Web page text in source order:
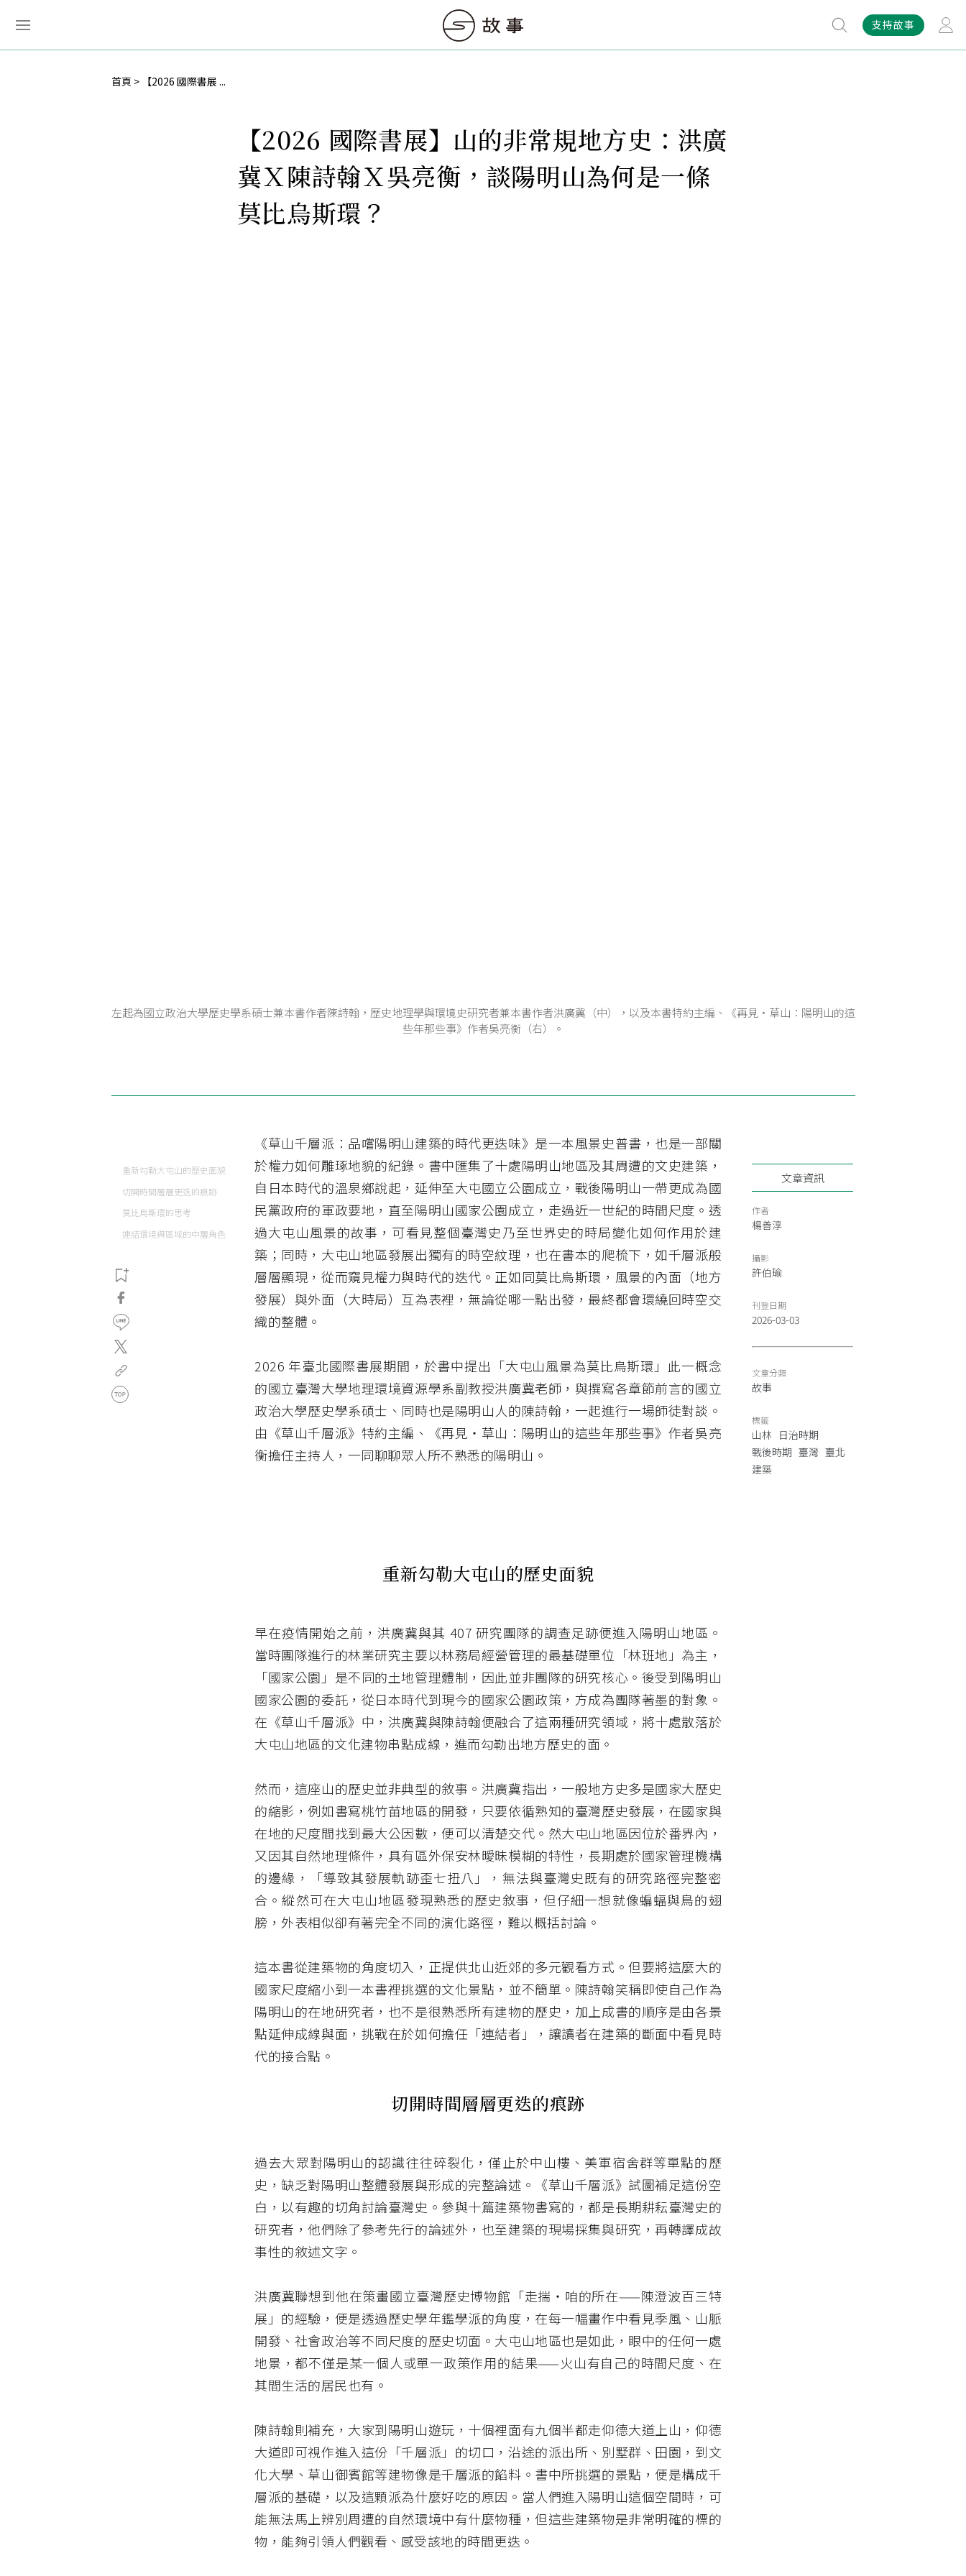
支持故事
首頁 【2026 國際書展 ...
【2026 國際書展】山的非常規地方史：洪廣
冀Ｘ陳詩翰Ｘ吳亮衡，談陽明山為何是一條
莫比烏斯環？
左起為國立政治大學歷史學系碩士兼本書作者陳詩翰，歷史地理學與環境史研究者兼本書作者洪廣冀（中），以及本書特約主編、《再見・草山：陽明山的這
些年那些事》作者吳亮衡（右）。
重新勾勒大屯山的歷史面貌
切開時間層層更迭的痕跡
莫比烏斯環的思考
連結環境與區域的中層角色
《草山千層派：品嚐陽明山建築的時代更迭味》是一本風景史普書，也是一部關
於權力如何雕琢地貌的紀錄。書中匯集了十處陽明山地區及其周遭的文史建築，
自日本時代的溫泉鄉說起，延伸至大屯國立公園成立，戰後陽明山一帶更成為國
民黨政府的軍政要地，直至陽明山國家公園成立，走過近一世紀的時間尺度。透
過大屯山風景的故事，可看見整個臺灣史乃至世界史的時局變化如何作用於建
築；同時，大屯山地區發展出獨有的時空紋理，也在書本的爬梳下，如千層派般
層層顯現，從而窺見權力與時代的迭代。正如同莫比烏斯環，風景的內面（地方
發展）與外面（大時局）互為表裡，無論從哪一點出發，最終都會環繞回時空交
織的整體。
2026 年臺北國際書展期間，於書中提出「大屯山風景為莫比烏斯環」此一概念
的國立臺灣大學地理環境資源學系副教授洪廣冀老師，與撰寫各章節前言的國立
政治大學歷史學系碩士、同時也是陽明山人的陳詩翰，一起進行一場師徒對談。
由《草山千層派》特約主編、《再見・草山：陽明山的這些年那些事》作者吳亮
衡擔任主持人，一同聊聊眾人所不熟悉的陽明山。
重新勾勒大屯山的歷史面貌
早在疫情開始之前，洪廣冀與其 407 研究團隊的調查足跡便進入陽明山地區。
當時團隊進行的林業研究主要以林務局經營管理的最基礎單位「林班地」為主，
「國家公園」是不同的土地管理體制，因此並非團隊的研究核心。後受到陽明山
國家公園的委託，從日本時代到現今的國家公園政策，方成為團隊著墨的對象。
在《草山千層派》中，洪廣冀與陳詩翰便融合了這兩種研究領域，將十處散落於
大屯山地區的文化建物串點成線，進而勾勒出地方歷史的面。
然而，這座山的歷史並非典型的敘事。洪廣冀指出，一般地方史多是國家大歷史
的縮影，例如書寫桃竹苗地區的開發，只要依循熟知的臺灣歷史發展，在國家與
在地的尺度間找到最大公因數，便可以清楚交代。然大屯山地區因位於番界內，
又因其自然地理條件，具有區外保安林曖昧模糊的特性，長期處於國家管理機構
的邊緣，「導致其發展軌跡歪七扭八」，無法與臺灣史既有的研究路徑完整密
合。縱然可在大屯山地區發現熟悉的歷史敘事，但仔細一想就像蝙蝠與鳥的翅
膀，外表相似卻有著完全不同的演化路徑，難以概括討論。
這本書從建築物的角度切入，正提供北山近郊的多元觀看方式。但要將這麼大的
國家尺度縮小到一本書裡挑選的文化景點，並不簡單。陳詩翰笑稱即使自己作為
陽明山的在地研究者，也不是很熟悉所有建物的歷史，加上成書的順序是由各景
點延伸成線與面，挑戰在於如何擔任「連結者」，讓讀者在建築的斷面中看見時
代的接合點。
切開時間層層更迭的痕跡
過去大眾對陽明山的認識往往碎裂化，僅止於中山樓、美軍宿舍群等單點的歷
史，缺乏對陽明山整體發展與形成的完整論述。《草山千層派》試圖補足這份空
白，以有趣的切角討論臺灣史。參與十篇建築物書寫的，都是長期耕耘臺灣史的
研究者，他們除了參考先行的論述外，也至建築的現場採集與研究，再轉譯成故
事性的敘述文字。
洪廣冀聯想到他在策畫國立臺灣歷史博物館「走揣・咱的所在——陳澄波百三特
展」的經驗，便是透過歷史學年鑑學派的角度，在每一幅畫作中看見季風、山脈
開發、社會政治等不同尺度的歷史切面。大屯山地區也是如此，眼中的任何一處
地景，都不僅是某一個人或單一政策作用的結果——火山有自己的時間尺度、在
其間生活的居民也有。
陳詩翰則補充，大家到陽明山遊玩，十個裡面有九個半都走仰德大道上山，仰德
大道即可視作進入這份「千層派」的切口，沿途的派出所、別墅群、田園，到文
化大學、草山御賓館等建物像是千層派的餡料。書中所挑選的景點，便是構成千
層派的基礎，以及這顆派為什麼好吃的原因。當人們進入陽明山這個空間時，可
能無法馬上辨別周遭的自然環境中有什麼物種，但這些建築物是非常明確的標的
物，能夠引領人們觀看、感受該地的時間更迭。
文章資訊
作者
楊善淳
攝影
許伯瑜
刊登日期
2026-03-03
文章分類
故事
標籤
山林 日治時期
戰後時期 臺灣 臺北
建築